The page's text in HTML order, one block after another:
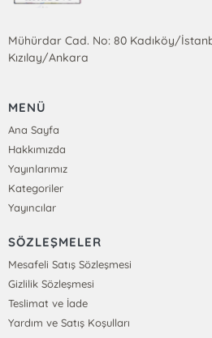
Mühürdar Cad. No: 80 Kadıköy/
Kızılay/Ankara
MENÜ
Ana Sayfa
Hakkımızda
Yayınlarımız
Kategoriler
Yayıncılar
SÖZLEŞMELER
Mesafeli Satış Sözleşmesi
Gizlilik Sözleşmesi
Teslimat ve İade
Yardım ve Satış Koşulları